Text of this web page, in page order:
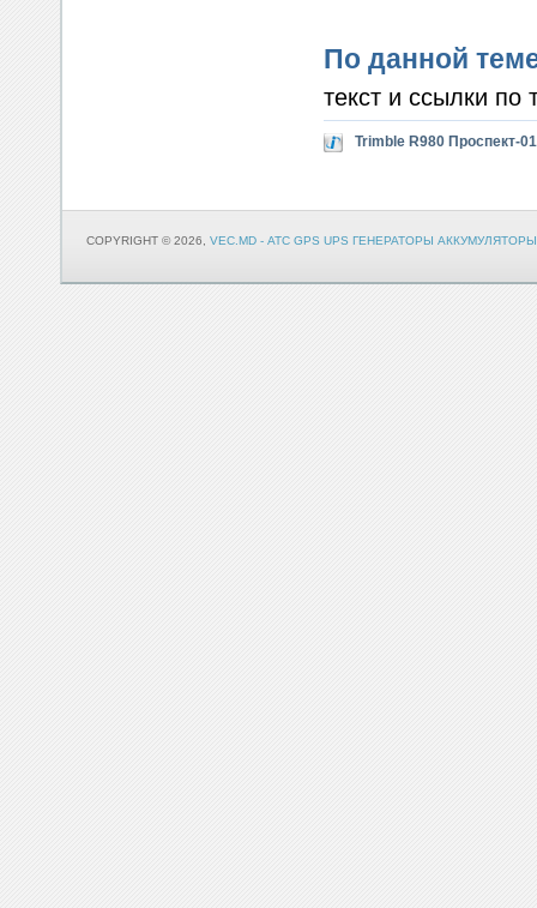
По данной
текст и ссылки по
Trimble R980 Проспект-
COPYRIGHT © 2026, VEC.MD - АТС GPS UPS ГЕНЕРАТОРЫ